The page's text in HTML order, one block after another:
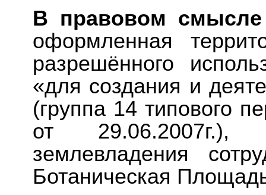
В правовом смысле
оформленная
разрешённого
«для создания и
(группа 14 типового
от
землевладения
Ботаническая